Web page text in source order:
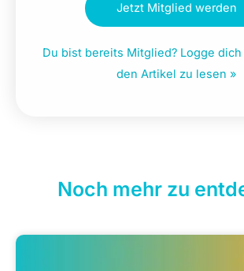
Jetzt Mitglied werden
Du bist bereits Mitglied? Logge
den Artikel zu lesen »
Noch mehr zu